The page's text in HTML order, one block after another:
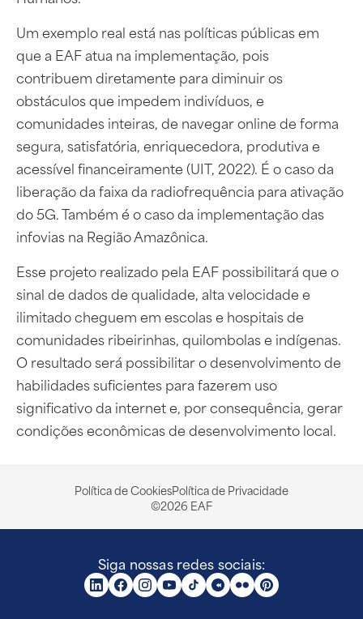
Um exemplo real está nas políticas públicas em
que a EAF atua na implementação, pois
contribuem diretamente para diminuir os
obstáculos que impedem indivíduos, e
comunidades inteiras, de navegar online de forma
segura, satisfatória, enriquecedora, produtiva e
acessível financeiramente (UIT, 2022). É o caso da
liberação da faixa da radiofrequência para ativação
do 5G. Também é o caso da implementação das
infovias na Região Amazônica.
Esse projeto realizado pela EAF possibilitará que o
sinal de dados de qualidade, alta velocidade e
ilimitado cheguem em escolas e hospitais de
comunidades ribeirinhas, quilombolas e indígenas.
O resultado será possibilitar o desenvolvimento de
habilidades suficientes para fazerem uso
significativo da internet e, por consequência, gerar
condições econômicas de desenvolvimento local.
Política de CookiesPolítica de Privacidade
©2026 EAF
Siga nossas redes sociais: